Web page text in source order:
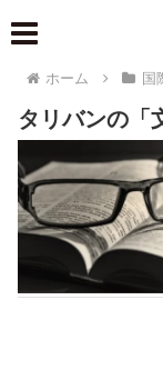
ホーム 国
タリバンの「